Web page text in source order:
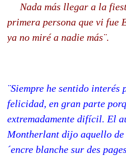
Nada más llegar a la
primera persona que vi fue
ya no miré a nadie más¨.
¨Siempre he sentido
felicidad, en gran parte
extremadamente difícil. El
Montherlant dijo aquello
´encre blanche sur des